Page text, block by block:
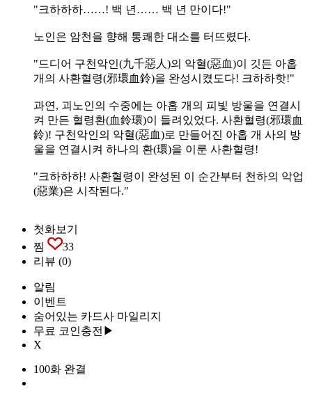
"크하하하……! 백 년…… 백 년 만이다!"
노인은 암천을 향해 통쾌한 대소를 터뜨렸다.
"드디어 구천악인(九千惡人)의 악혈(惡血)이 깃든 아홉
개의 사환혈령(邪環血鈴)을 완성시켰도다! 크하하핫!"
과연, 괴노인의 수중에는 아홉 개의 피빛 방울을 연결시
켜 만든 혈령환(血鈴環)이 들려있었다. 사환혈령(邪環血
鈴)! 구천악인의 악혈(惡血)로 만들어진 아홉 개 사의 방
울을 연결시켜 하나의 환(環)을 이룬 사환혈령!
"크하하하! 사환혈령이 완성된 이 순간부터 천하의 악업
(惡業)은 시작된다."
첫화보기
찜
33
리뷰 (0)
알림
이벤트
숨어있는 카드사 마일리지
무료 코인충전▶
X
100화 완결